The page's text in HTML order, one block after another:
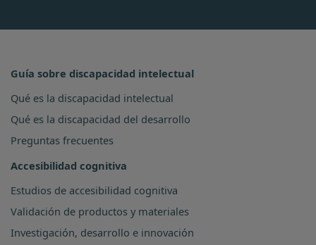
Guía sobre discapacidad intelectual
Qué es la discapacidad intelectual
Qué es la discapacidad del desarrollo
Preguntas frecuentes
Accesibilidad cognitiva
Estudios de accesibilidad cognitiva
Validación de productos y materiales
Investigación, desarrollo e innovación